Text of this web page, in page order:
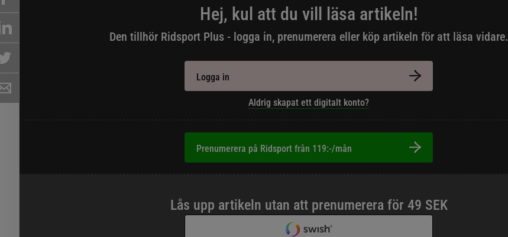
Hej, kul att du vill läsa artikeln!
Den tillhör Ridsport Plus - logga in, prenumerera eller köp artikeln för att läsa vidare.
Logga in
Aldrig skapat ett digitalt konto?
Prenumerera på Ridsport från 119:-/mån